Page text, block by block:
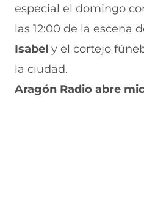
especial el domingo
las 12:00 de la escena
Isabel y el cortejo
la ciudad.
Aragón Radio abre